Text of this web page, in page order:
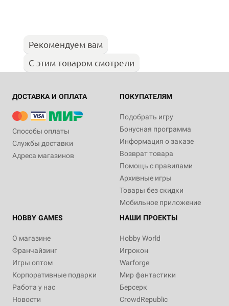
Рекомендуем вам
С этим товаром смотрели
ДОСТАВКА И ОПЛАТА
Способы оплаты
Службы доставки
Адреса магазинов
ПОКУПАТЕЛЯМ
Подобрать игру
Бонусная программа
Информация о заказе
Возврат товара
Помощь с правилами
Архивные игры
Товары без скидки
Мобильное приложение
HOBBY GAMES
О магазине
Франчайзинг
Игры оптом
Корпоративные подарки
Работа у нас
Новости
НАШИ ПРОЕКТЫ
Hobby World
Игрокон
Warforge
Мир фантастики
Берсерк
CrowdRepublic